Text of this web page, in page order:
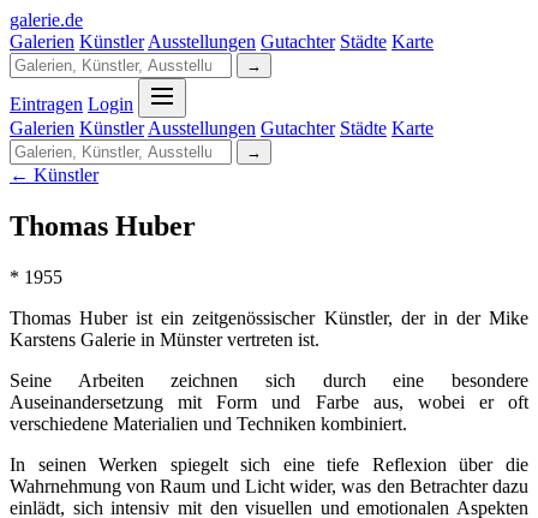
galerie.de
Galerien Künstler Ausstellungen Gutachter Städte Karte
→
Eintragen Login
Galerien Künstler Ausstellungen Gutachter Städte Karte
→
← Künstler
Thomas Huber
* 1955
Thomas Huber ist ein zeitgenössischer Künstler, der in der Mike
Karstens Galerie in Münster vertreten ist.
Seine Arbeiten zeichnen sich durch eine besondere
Auseinandersetzung mit Form und Farbe aus, wobei er oft
verschiedene Materialien und Techniken kombiniert.
In seinen Werken spiegelt sich eine tiefe Reflexion über die
Wahrnehmung von Raum und Licht wider, was den Betrachter dazu
einlädt, sich intensiv mit den visuellen und emotionalen Aspekten